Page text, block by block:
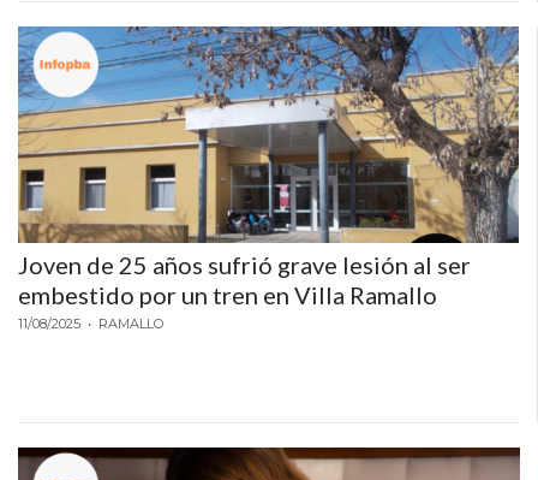
REELS:
LA
NUEVA
HERRAMIENTA
DE
CHANGUITO
PARA
AUMENTAR
LAS
VENTAS
Joven de 25 años sufrió grave lesión al ser
embestido por un tren en Villa Ramallo
11/08/2025 • RAMALLO